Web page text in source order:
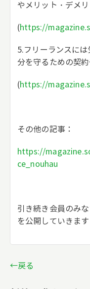
やメリット・デメ
(https://
5.フリーランスに
分を守るための契
(https://
その他の記事：
https://
ce_nouhau
引き続き会員のみ
を公開していきます
←戻る